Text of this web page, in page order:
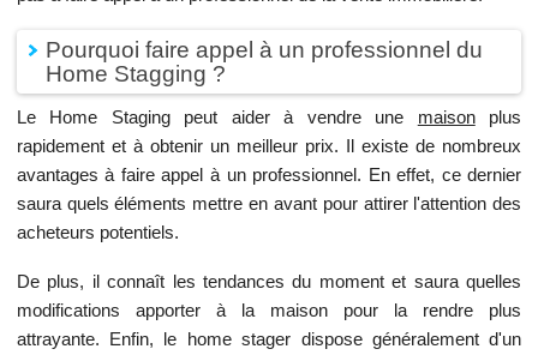
Pourquoi faire appel à un professionnel du
Home Stagging ?
Le Home Staging peut aider à vendre une maisonplus
rapidement et à obtenir un meilleur prix. Il existe de nombreux
avantages à faire appel à un professionnel. En effet, ce dernier
saura quels éléments mettre en avant pour attirer l'attention des
acheteurs potentiels.
De plus, il connaît les tendances du moment et saura quelles
modifications apporter à la maison pour la rendre plus
attrayante. Enfin, le home stager dispose généralement d'un